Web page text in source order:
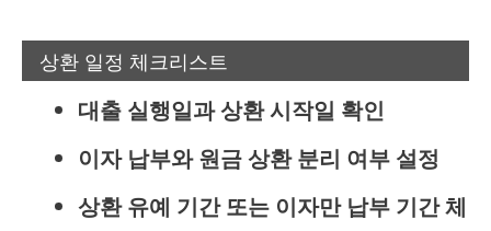
상환 일정 체크리스트
대출 실행일과 상환 시작일 확인
이자 납부와 원금 상환 분리 여부 설정
상환 유예 기간 또는 이자만 납부 기간 체